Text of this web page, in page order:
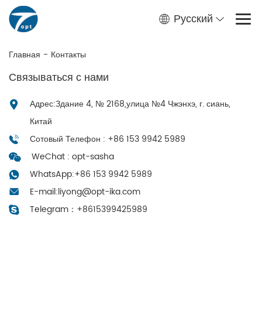
Русский
Главная - Контакты
Связываться с нами
Адрес:Здание 4, № 2168,улица №4 Чжэнхэ, г. сиань,
Китай
Сотовый Телефон : +86 153 9942 5989
WeChat : opt-sasha
WhatsApp:+86 153 9942 5989
E-mail:liyong@opt-ika.com
Telegram： +8615399425989